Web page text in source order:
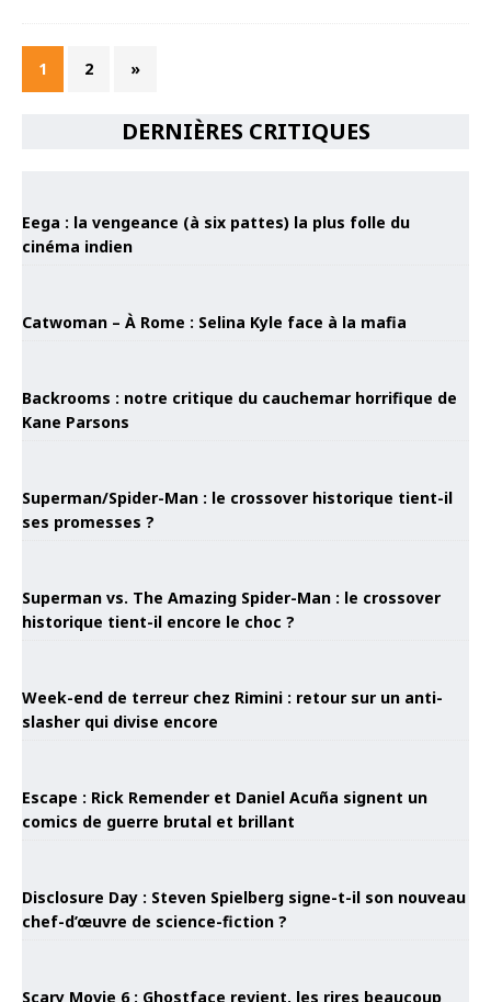
1 2 »
DERNIÈRES CRITIQUES
Eega : la vengeance (à six pattes) la plus folle du
cinéma indien
Catwoman – À Rome : Selina Kyle face à la mafia
Backrooms : notre critique du cauchemar horrifique de
Kane Parsons
Superman/Spider-Man : le crossover historique tient-il
ses promesses ?
Superman vs. The Amazing Spider-Man : le crossover
historique tient-il encore le choc ?
Week-end de terreur chez Rimini : retour sur un anti-
slasher qui divise encore
Escape : Rick Remender et Daniel Acuña signent un
comics de guerre brutal et brillant
Disclosure Day : Steven Spielberg signe-t-il son nouveau
chef-d’œuvre de science-fiction ?
Scary Movie 6 : Ghostface revient, les rires beaucoup